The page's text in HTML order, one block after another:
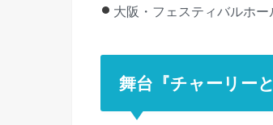
大阪・フェスティバルホ
舞台『チャーリー